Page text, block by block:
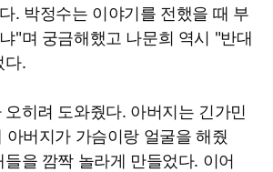
. 박정수는 이야기를 전했을 때 부
"며 궁금해했고 나문희 역시 "반대
다.
히려 도와줬다. 아버지는 긴가민
아버지가 가슴이랑 얼굴을 해줬
을 깜짝 놀라게 만들었다. 이어